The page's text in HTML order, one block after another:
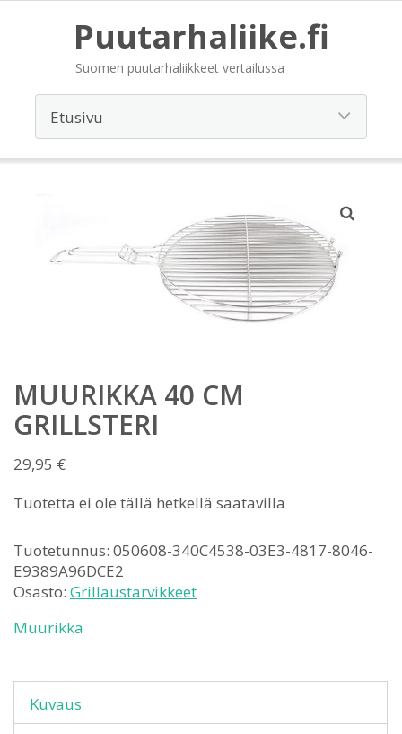
Puutarhaliike.fi
Suomen puutarhaliikkeet vertailussa
MUURIKKA 40 CM
GRILLSTERI
29,95 €
Tuotetta ei ole tällä hetkellä saatavilla
Tuotetunnus: 050608-340C4538-03E3-4817-8046-
E9389A96DCE2
Osasto: Grillaustarvikkeet
Muurikka
Kuvaus